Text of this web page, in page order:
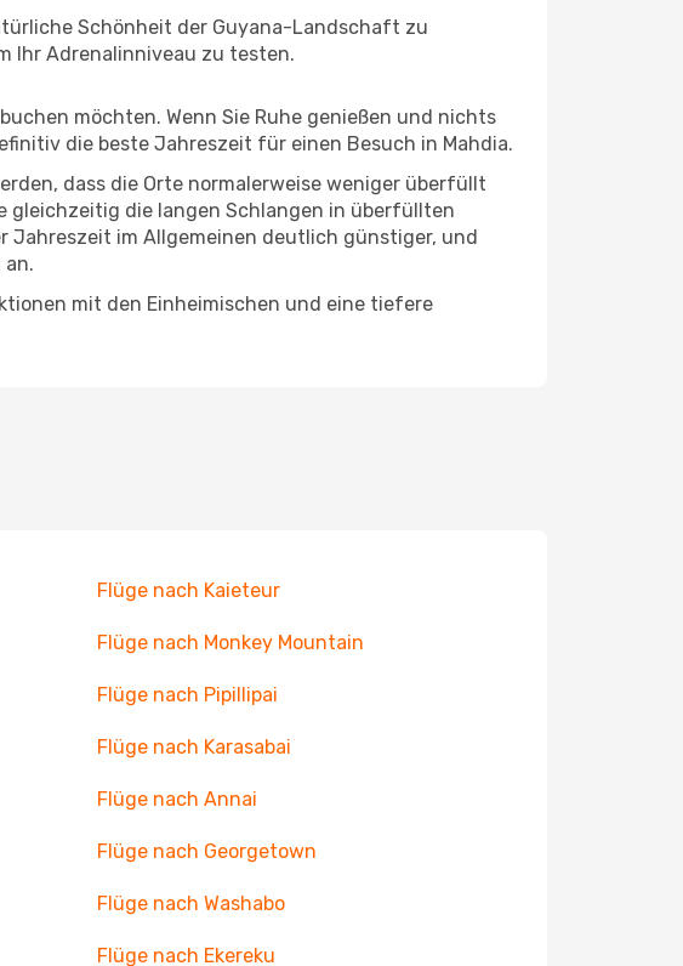
Schönheit der Guyana-Landschaft zu
Ihr Adrenalinniveau zu testen.
möchten. Wenn Sie Ruhe genießen und nichts
die beste Jahreszeit für einen Besuch in Mahdia.
dass die Orte normalerweise weniger überfüllt
gleichzeitig die langen Schlangen in überfüllten
Jahreszeit im Allgemeinen deutlich günstiger, und
an.
mit den Einheimischen und eine tiefere
Flüge nach Kaieteur
Flüge nach Monkey Mountain
Flüge nach Pipillipai
Flüge nach Karasabai
Flüge nach Annai
Flüge nach Georgetown
Flüge nach Washabo
Flüge nach Ekereku